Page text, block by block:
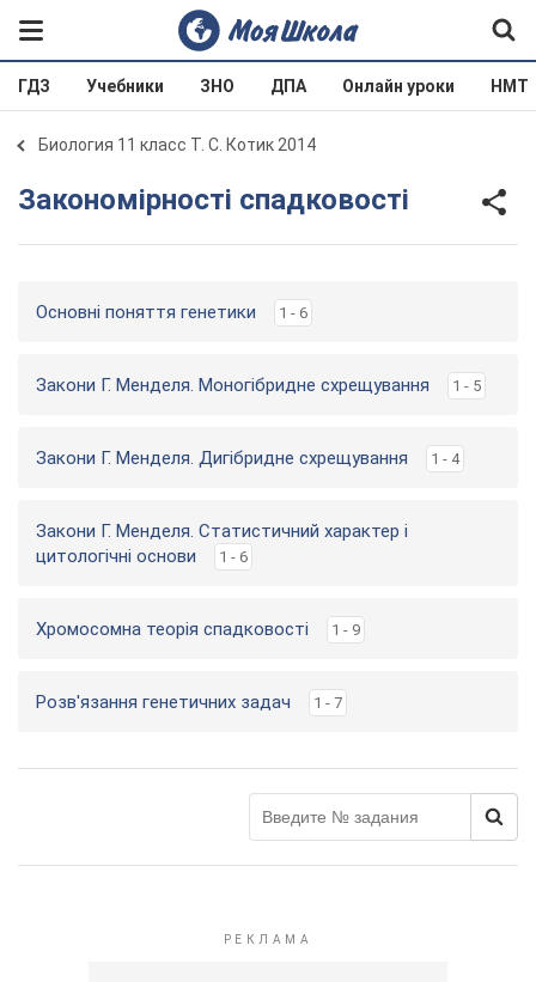
ГДЗ Учебники ЗНО ДПА Онлайн уроки НМТ
Биология 11 класс Т. С. Котик 2014
Закономірності спадковості
Основні поняття генетики 1 - 6
Закони Г. Менделя. Моногібридне схрещування 1 - 5
Закони Г. Менделя. Дигібридне схрещування 1 - 4
Закони Г. Менделя. Статистичний характер і
цитологічні основи
1 - 6
Хромосомна теорія спадковості 1 - 9
Розв'язання генетичних задач 1 - 7